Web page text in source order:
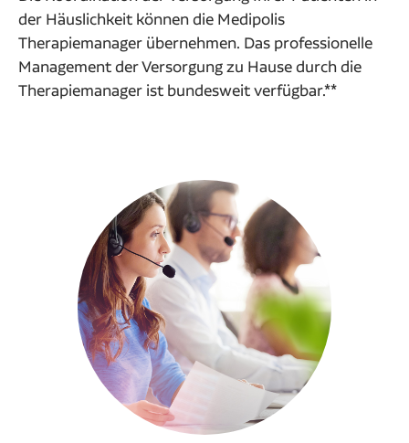
der Häuslichkeit können die Medipolis
Therapiemanager übernehmen. Das professionelle
Management der Versorgung zu Hause durch die
Therapiemanager ist bundesweit verfügbar.**